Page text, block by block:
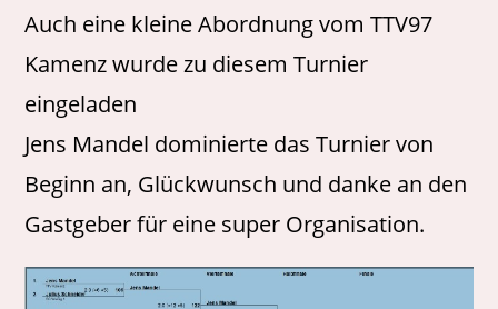
Auch eine kleine Abordnung vom TTV97
Kamenz wurde zu diesem Turnier
eingeladen
Jens Mandel dominierte das Turnier von
Beginn an, Glückwunsch und danke an den
Gastgeber für eine super Organisation.